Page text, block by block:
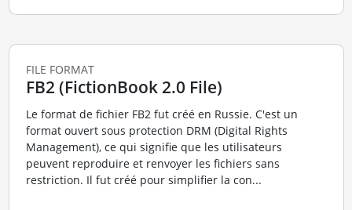
FILE FORMAT
FB2 (FictionBook 2.0 File)
Le format de fichier FB2 fut créé en Russie. C'est un
format ouvert sous protection DRM (Digital Rights
Management), ce qui signifie que les utilisateurs
peuvent reproduire et renvoyer les fichiers sans
restriction. Il fut créé pour simplifier la con...